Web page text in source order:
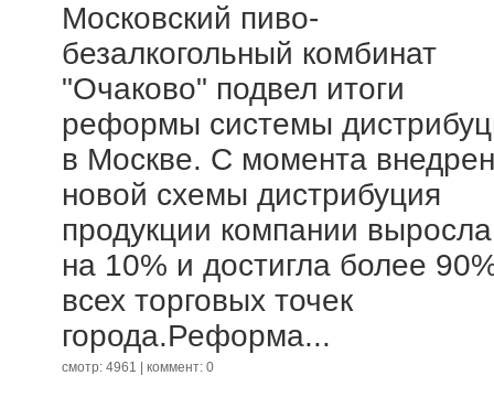
Московский пиво-
безалкогольный комбинат
"Очаково" подвел итоги
реформы системы
в Москве. С момента
новой схемы дистрибуция
продукции компании выросла
на 10% и достигла более
всех торговых точек
города.Реформа...
смотр: 4961 | коммент: 0